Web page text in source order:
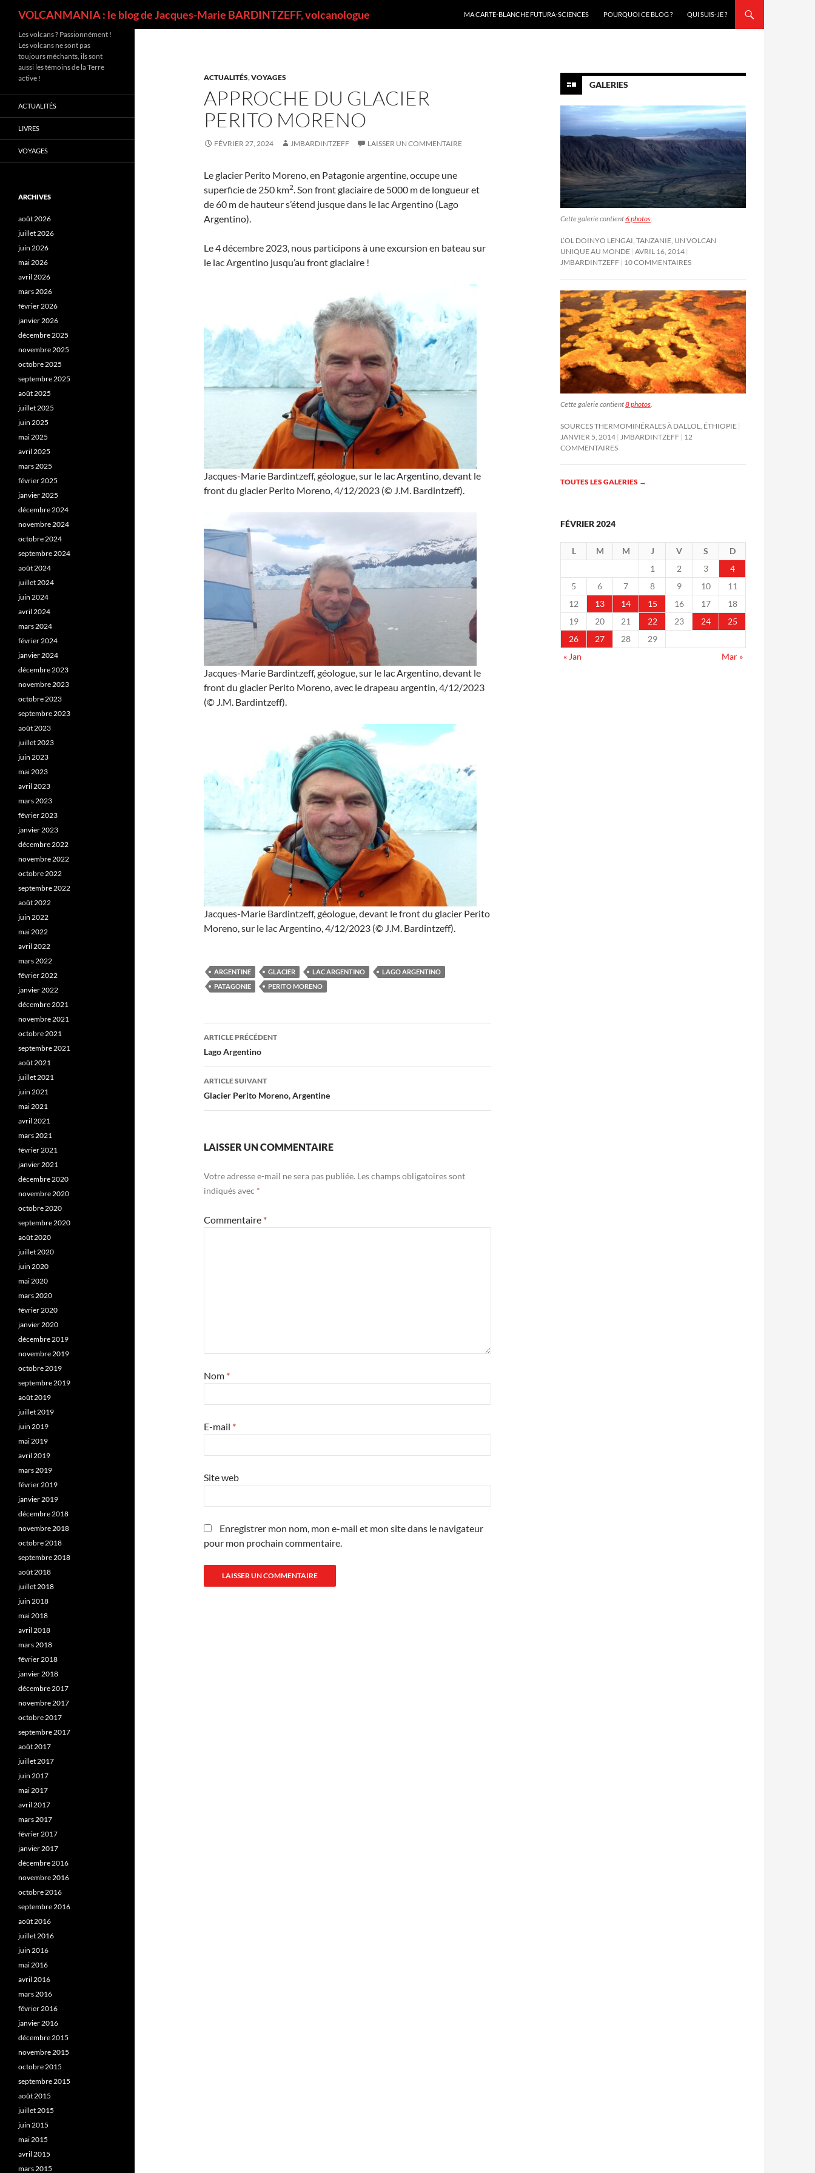
VOLCANMANIA : le blog de Jacques-Marie BARDINTZEFF, volcanologue
MA CARTE-BLANCHE FUTURA-SCIENCES
POURQUOI CE BLOG ? QUI SUIS-JE ?
ACTUALITÉS,VOYAGES
APPROCHE DU GLACIER
PERITO MORENO
FÉVRIER 27, 2024 JMBARDINTZEFF LAISSER UN COMMENTAIRE
Le glacier Perito Moreno, en Patagonie argentine, occupe une
superficie de 250 km2. Son front glaciaire de 5000 m de longueur et
de 60 m de hauteur s’étend jusque dans le lac Argentino (Lago
Argentino).
Le 4 décembre 2023, nous participons à une excursion en bateau sur
le lac Argentino jusqu’au front glaciaire !
Jacques-Marie Bardintzeff, géologue, sur le lac Argentino, devant le
front du glacier Perito Moreno, 4/12/2023 (© J.M. Bardintzeff).
Jacques-Marie Bardintzeff, géologue, sur le lac Argentino, devant le
front du glacier Perito Moreno, avec le drapeau argentin, 4/12/2023
(© J.M. Bardintzeff).
Jacques-Marie Bardintzeff, géologue, devant le front du glacier Perito
Moreno, sur le lac Argentino, 4/12/2023 (© J.M. Bardintzeff).
ARGENTINE GLACIER LAC ARGENTINO
LAGO ARGENTINO
PATAGONIE
PERITO MORENO
Navigation
des
articles
ARTICLE PRÉCÉDENT
Lago Argentino
ARTICLE SUIVANT
Glacier Perito Moreno, Argentine
LAISSER UN COMMENTAIRE
Votre adresse e-mail ne sera pas publiée. Les champs obligatoires sont
indiqués avec *
Commentaire *
Nom *
E-mail *
Site web
Enregistrer mon nom, mon e-mail et mon site dans le navigateur
pour mon prochain commentaire.
GALERIES
Cette galerie contient6 photos.
L’OL DOINYO LENGAI, TANZANIE, UN VOLCAN
UNIQUE AU MONDE AVRIL 16, 2014
JMBARDINTZEFF 10 COMMENTAIRES
Cette galerie contient8 photos
SOURCES THERMOMINÉRALES À DALLOL, ÉTHIOPIE
JANVIER 5, 2014
JMBARDINTZEFF 12
COMMENTAIRES
TOUTES LES GALERIES →
FÉVRIER 2024
L M M J V S
D
1
2 3
4
5
6 7 8 9 10
11
12
13 14 15 16 17
18
19
20 21 22 23 24
25
26
27 28
29
« Jan
Mar »
Les volcans ? Passionnément !
Les volcans ne sont pas
toujours méchants, ils sont
aussi les témoins de la Terre
active !
ACTUALITÉS
LIVRES
VOYAGES
ARCHIVES
août 2026
juillet 2026
juin 2026
mai 2026
avril 2026
mars 2026
février 2026
janvier 2026
décembre 2025
novembre 2025
octobre 2025
septembre 2025
août 2025
juillet 2025
juin 2025
mai 2025
avril 2025
mars 2025
février 2025
janvier 2025
décembre 2024
novembre 2024
octobre 2024
septembre 2024
août 2024
juillet 2024
juin 2024
avril 2024
mars 2024
février 2024
janvier 2024
décembre 2023
novembre 2023
octobre 2023
septembre 2023
août 2023
juillet 2023
juin 2023
mai 2023
avril 2023
mars 2023
février 2023
janvier 2023
décembre 2022
novembre 2022
octobre 2022
septembre 2022
août 2022
juin 2022
mai 2022
avril 2022
mars 2022
février 2022
janvier 2022
décembre 2021
novembre 2021
octobre 2021
septembre 2021
août 2021
juillet 2021
juin 2021
mai 2021
avril 2021
mars 2021
février 2021
janvier 2021
décembre 2020
novembre 2020
octobre 2020
septembre 2020
août 2020
juillet 2020
juin 2020
mai 2020
mars 2020
février 2020
janvier 2020
décembre 2019
novembre 2019
octobre 2019
septembre 2019
août 2019
juillet 2019
juin 2019
mai 2019
avril 2019
mars 2019
février 2019
janvier 2019
décembre 2018
novembre 2018
octobre 2018
septembre 2018
août 2018
juillet 2018
juin 2018
mai 2018
avril 2018
mars 2018
février 2018
janvier 2018
décembre 2017
novembre 2017
octobre 2017
septembre 2017
août 2017
juillet 2017
juin 2017
mai 2017
avril 2017
mars 2017
février 2017
janvier 2017
décembre 2016
novembre 2016
octobre 2016
septembre 2016
août 2016
juillet 2016
juin 2016
mai 2016
avril 2016
mars 2016
février 2016
janvier 2016
décembre 2015
novembre 2015
octobre 2015
septembre 2015
août 2015
juillet 2015
juin 2015
mai 2015
avril 2015
mars 2015